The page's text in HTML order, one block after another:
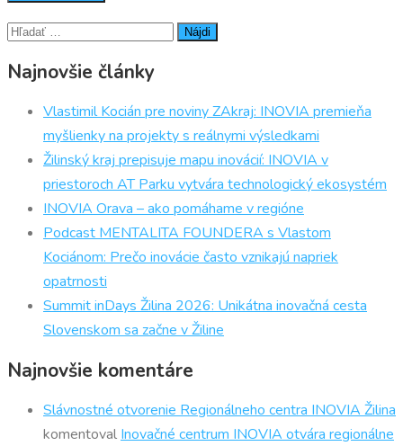
Hľadať:
Najnovšie články
Vlastimil Kocián pre noviny ZAkraj: INOVIA premieňa
myšlienky na projekty s reálnymi výsledkami
Žilinský kraj prepisuje mapu inovácií: INOVIA v
priestoroch AT Parku vytvára technologický ekosystém
INOVIA Orava – ako pomáhame v regióne
Podcast MENTALITA FOUNDERA s Vlastom
Kociánom: Prečo inovácie často vznikajú napriek
opatrnosti
Summit inDays Žilina 2026: Unikátna inovačná cesta
Slovenskom sa začne v Žiline
Najnovšie komentáre
Slávnostné otvorenie Regionálneho centra INOVIA Žilina
komentoval Inovačné centrum INOVIA otvára regionálne